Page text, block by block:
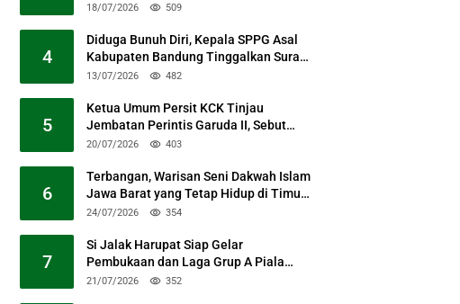
18/07/2026 509
4
Diduga Bunuh Diri, Kepala SPPG Asal
Kabupaten Bandung Tinggalkan Surat
Permohonan Maaf
13/07/2026 482
5
Ketua Umum Persit KCK Tinjau
Jembatan Perintis Garuda II, Sebut
Simbol Kebersamaan TNI dan Rakyat
20/07/2026 403
6
Terbangan, Warisan Seni Dakwah Islam
Jawa Barat yang Tetap Hidup di Timur
Kabupaten Bandung
24/07/2026 354
7
Si Jalak Harupat Siap Gelar
Pembukaan dan Laga Grup A Piala
Presiden 2026 Sabtu Mendatang
21/07/2026 352